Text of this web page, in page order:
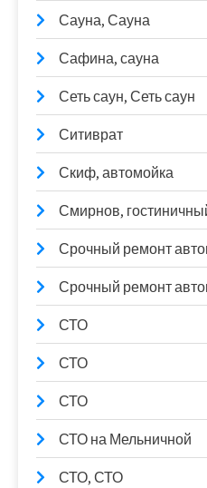
Сауна, Сауна
Сафина, сауна
Сеть саун, Сеть саун
Ситиврат
Скиф, автомойка
Смирнов,
Срочный ремонт
Срочный ремонт
СТО
СТО
СТО
СТО на Мельничной
СТО, СТО